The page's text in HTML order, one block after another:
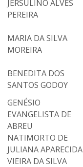
JERSULINO ALVES
PEREIRA
MARIA DA SILVA
MOREIRA
BENEDITA DOS
SANTOS GODOY
GENÉSIO
EVANGELISTA DE
ABREU
NATIMORTO DE
JULIANA APARECIDA
VIEIRA DA SILVA